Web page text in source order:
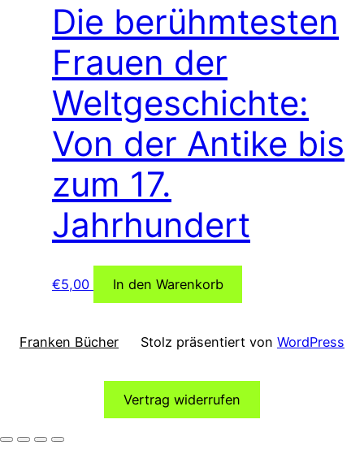
Die berühmtesten
Frauen der
Weltgeschichte:
Von der Antike bis
zum 17.
Jahrhundert
€5,00 In den Warenkorb
Franken Bücher Stolz präsentiert von WordPress
Vertrag widerrufen